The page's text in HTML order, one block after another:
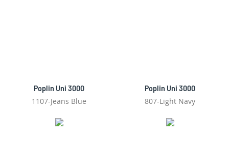
Poplin Uni 3000
1107-Jeans Blue
Poplin Uni 3000
807-Light Navy